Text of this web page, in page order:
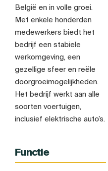
België en in volle groei.
Met enkele honderden
medewerkers biedt het
bedrijf een stabiele
werkomgeving, een
gezellige sfeer en reële
doorgroeimogelijkheden.
Het bedrijf werkt aan alle
soorten voertuigen,
inclusief elektrische auto’s.
Functie